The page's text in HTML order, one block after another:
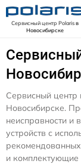
Сервисный центр Polarisв
Новосибирске
Сервисный центр
Новосибирске.
неисправности и
устройств с
и комплектующие